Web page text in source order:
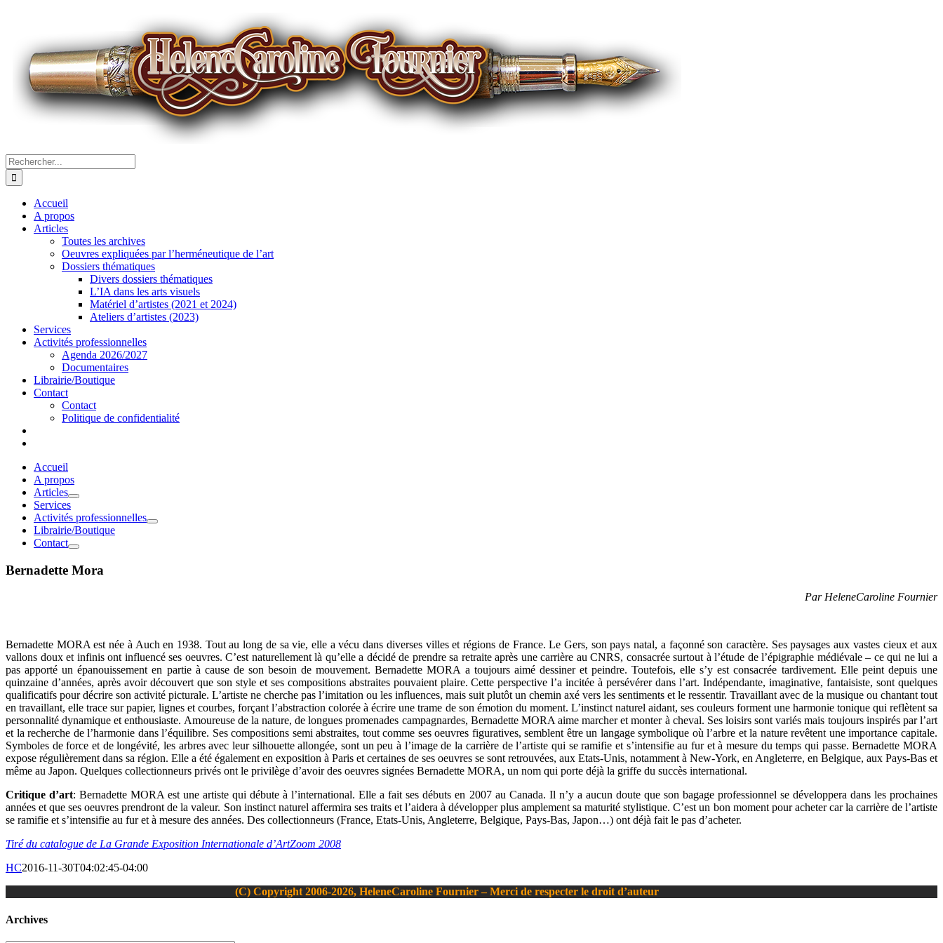
Rechercher:
Accueil
A propos
Articles
Toutes les archives
Oeuvres expliquées par l’herméneutique de l’art
Dossiers thématiques
Divers dossiers thématiques
L’IA dans les arts visuels
Matériel d’artistes (2021 et 2024)
Ateliers d’artistes (2023)
Services
Activités professionnelles
Agenda 2026/2027
Documentaires
Librairie/Boutique
Contact
Contact
Politique de confidentialité
Accueil
A propos
Articles
Services
Activités professionnelles
Librairie/Boutique
Contact
Bernadette Mora
Par HeleneCaroline Fournier
Bernadette MORA est née à Auch en 1938. Tout au long de sa vie, elle a vécu dans diverses villes et régions de France. Le Gers, son pays natal, a façonné son caractère. Ses paysages aux vastes cieux et aux
vallons doux et infinis ont influencé ses oeuvres. C’est naturellement là qu’elle a décidé de prendre sa retraite après une carrière au CNRS, consacrée surtout à l’étude de l’épigraphie médiévale – ce qui ne lui a
pas apporté un épanouissement en partie à cause de son besoin de mouvement. Bernadette MORA a toujours aimé dessiner et peindre. Toutefois, elle s’y est consacrée tardivement. Elle peint depuis une
quinzaine d’années, après avoir découvert que son style et ses compositions abstraites pouvaient plaire. Cette perspective l’a incitée à persévérer dans l’art. Indépendante, imaginative, fantaisiste, sont quelques
qualificatifs pour décrire son activité picturale. L’artiste ne cherche pas l’imitation ou les influences, mais suit plutôt un chemin axé vers les sentiments et le ressentir. Travaillant avec de la musique ou chantant tout
en travaillant, elle trace sur papier, lignes et courbes, forçant l’abstraction colorée à écrire une trame de son émotion du moment. L’instinct naturel aidant, ses couleurs forment une harmonie tonique qui reflètent sa
personnalité dynamique et enthousiaste. Amoureuse de la nature, de longues promenades campagnardes, Bernadette MORA aime marcher et monter à cheval. Ses loisirs sont variés mais toujours inspirés par l’art
et la recherche de l’harmonie dans l’équilibre. Ses compositions semi abstraites, tout comme ses oeuvres figuratives, semblent être un langage symbolique où l’arbre et la nature revêtent une importance capitale.
Symboles de force et de longévité, les arbres avec leur silhouette allongée, sont un peu à l’image de la carrière de l’artiste qui se ramifie et s’intensifie au fur et à mesure du temps qui passe. Bernadette MORA
expose régulièrement dans sa région. Elle a été également en exposition à Paris et certaines de ses oeuvres se sont retrouvées, aux Etats-Unis, notamment à New-York, en Angleterre, en Belgique, aux Pays-Bas et
même au Japon. Quelques collectionneurs privés ont le privilège d’avoir des oeuvres signées Bernadette MORA, un nom qui porte déjà la griffe du succès international.
Critique d’art: Bernadette MORA est une artiste qui débute à l’international. Elle a fait ses débuts en 2007 au Canada. Il n’y a aucun doute que son bagage professionnel se développera dans les prochaines
années et que ses oeuvres prendront de la valeur. Son instinct naturel affermira ses traits et l’aidera à développer plus amplement sa maturité stylistique. C’est un bon moment pour acheter car la carrière de l’artiste
se ramifie et s’intensifie au fur et à mesure des années. Des collectionneurs (France, Etats-Unis, Angleterre, Belgique, Pays-Bas, Japon…) ont déjà fait le pas d’acheter.
Tiré du catalogue de La Grande Exposition Internationale d’ArtZoom 2008
HC2016-11-30T04:02:45-04:00
(C) Copyright 2006-2026, HeleneCaroline Fournier – Merci de respecter le droit d’auteur
Bascule
Archives